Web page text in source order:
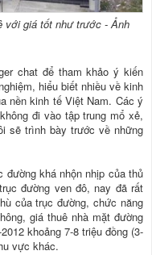
với giá tốt như trước - Ảnh
chat để tham khảo ý kiến
hiểu biết nhiều về kinh
nền kinh tế Việt Nam. Các ý
đi vào tập trung mổ xẻ,
sẽ trình bày trước về những
đường khá nhộn nhịp của thủ
đường ven đô, nay đã rất
của trục đường, chức năng
giá thuê nhà mặt đường
khoảng 7-8 triệu đồng (3-
vực khác.